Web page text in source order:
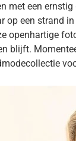
met een
op een strand
openhartige
blijft.